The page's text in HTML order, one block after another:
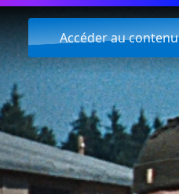
Accéder au contenu